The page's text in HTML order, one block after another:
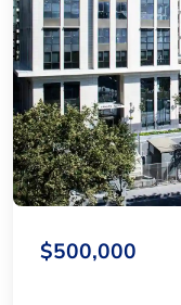
$500,000